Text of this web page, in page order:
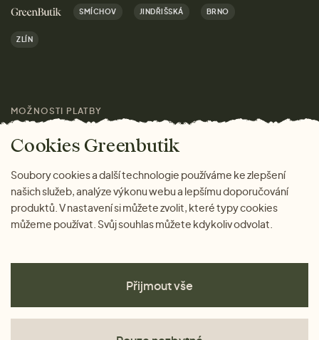
Kariéra
Značky
Magazín
Dárky
Výhody nákupu u nás
SMÍCHOV JINDŘIŠSKÁ BRNO
ZLÍN
MOŽNOSTI PLATBY
Cookies Greenbutik
Soubory cookies a další technologie používáme ke zlepšení
našich služeb, analýze výkonu webu a lepšímu doporučování
produktů. V nastavení si můžete zvolit, které typy cookies
můžeme používat. Svůj souhlas můžete kdykoliv odvolat.
Přijmout vše